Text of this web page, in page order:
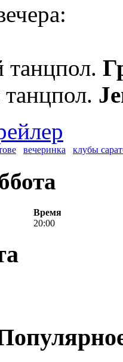
вечеринка клубы
Время
20:00